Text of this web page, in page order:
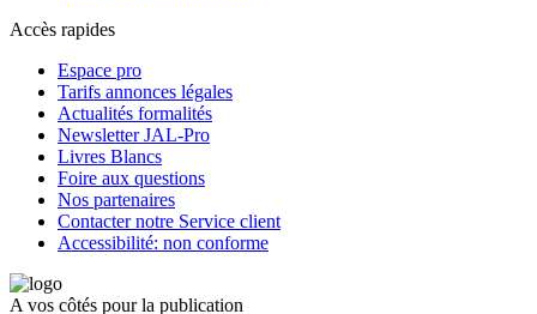
Accès rapides
Espace pro
Tarifs annonces légales
Actualités formalités
Newsletter JAL-Pro
Livres Blancs
Foire aux questions
Nos partenaires
Contacter notre Service client
Accessibilité: non conforme
A vos côtés pour la publication